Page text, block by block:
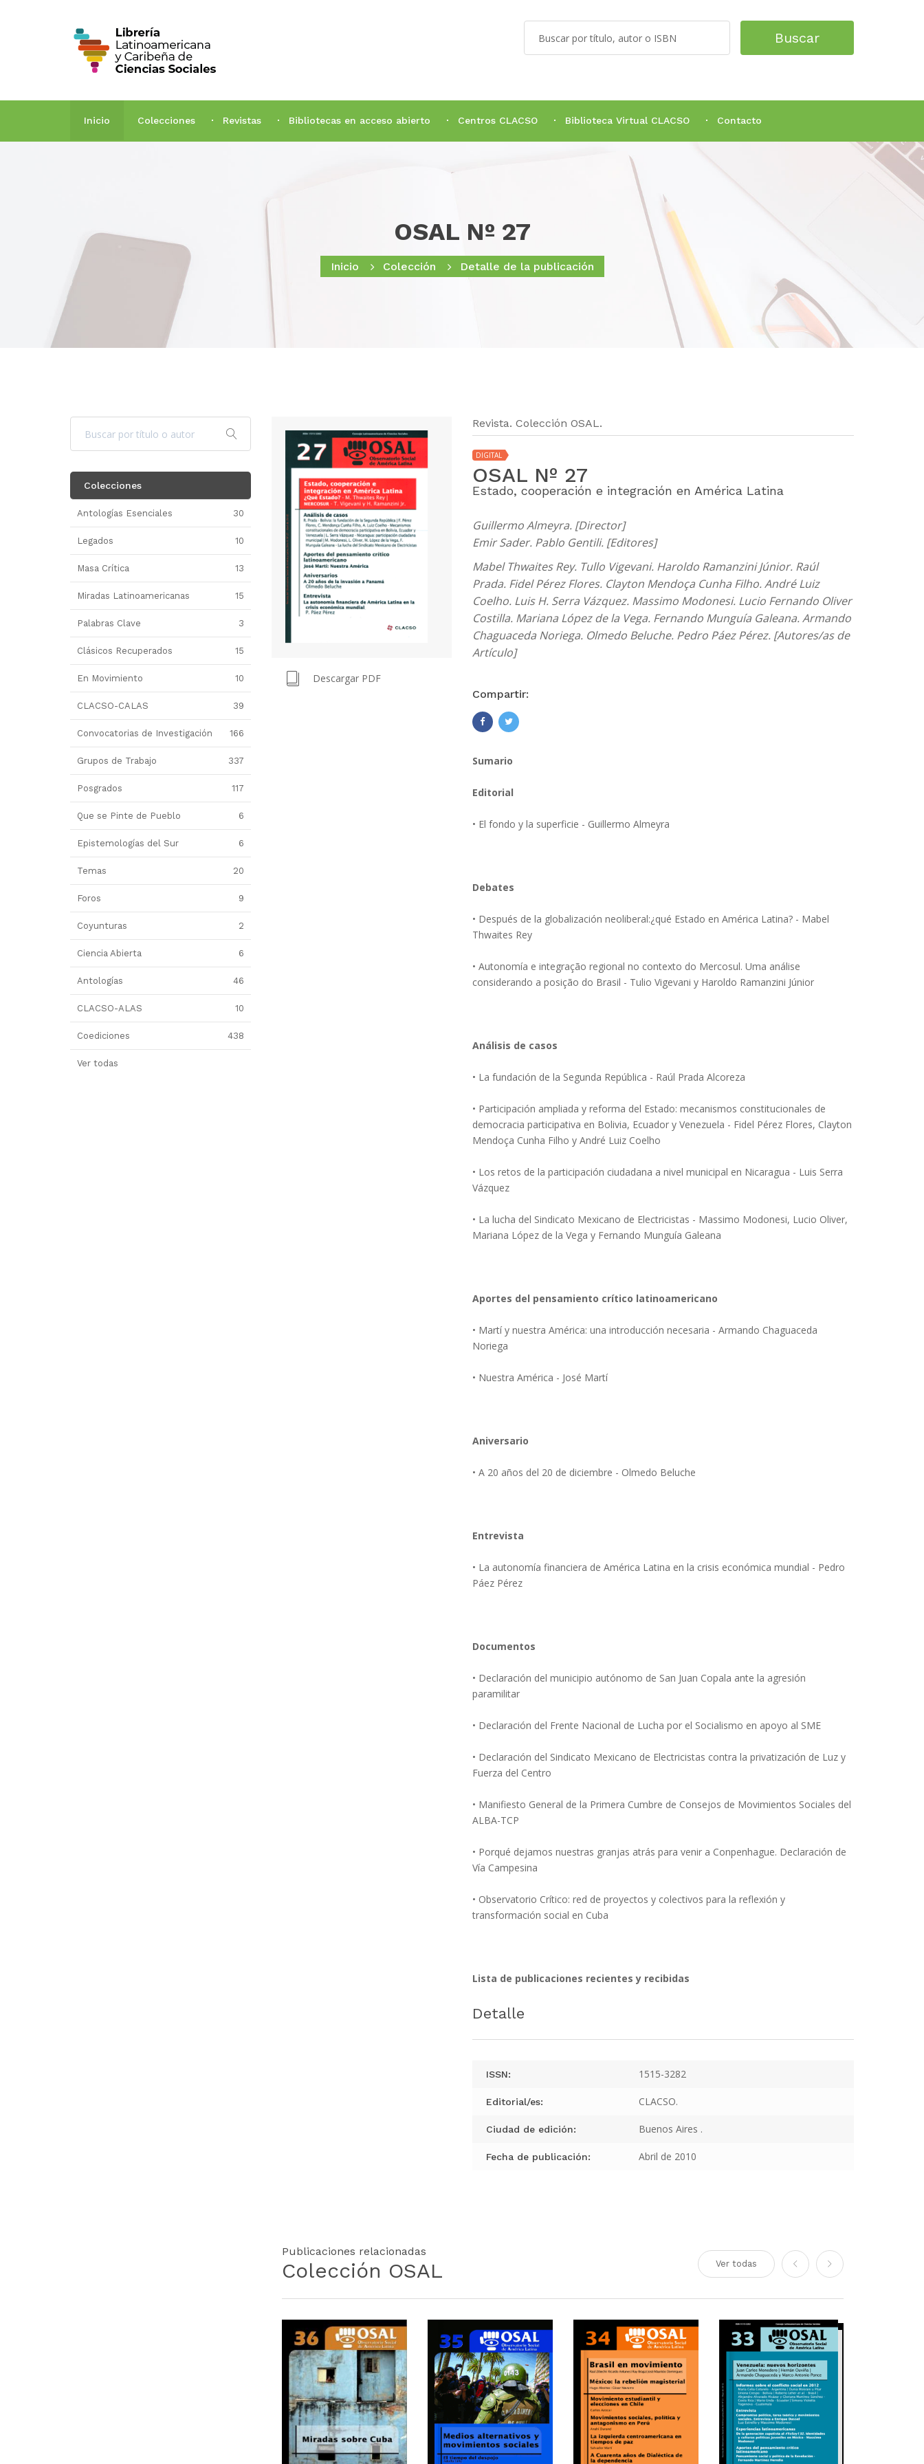
Buscar
Inicio Colecciones Revistas Bibliotecas en acceso abierto Centros CLACSO Biblioteca Virtual CLACSO Contacto
OSAL Nº 27
Inicio Colección Detalle de la publicación
Descargar PDF
Revista. Colección OSAL.
DIGITAL
OSAL Nº 27
Estado, cooperación e integración en América Latina
Guillermo Almeyra. [Director]
Emir Sader. Pablo Gentili. [Editores]
Mabel Thwaites Rey. Tullo Vigevani. Haroldo Ramanzini Júnior. Raúl
Prada. Fidel Pérez Flores. Clayton Mendoça Cunha Filho. André Luiz
Coelho. Luis H. Serra Vázquez. Massimo Modonesi. Lucio Fernando Oliver
Costilla. Mariana López de la Vega. Fernando Munguía Galeana. Armando
Chaguaceda Noriega. Olmedo Beluche. Pedro Páez Pérez. [Autores/as de
Artículo]
Compartir:
Sumario
Editorial
• El fondo y la superficie - Guillermo Almeyra
Debates
• Después de la globalización neoliberal:¿qué Estado en América Latina? - Mabel
Thwaites Rey
• Autonomía e integração regional no contexto do Mercosul. Uma análise
considerando a posição do Brasil - Tulio Vigevani y Haroldo Ramanzini Júnior
Análisis de casos
• La fundación de la Segunda República - Raúl Prada Alcoreza
• Participación ampliada y reforma del Estado: mecanismos constitucionales de
democracia participativa en Bolivia, Ecuador y Venezuela - Fidel Pérez Flores, Clayton
Mendoça Cunha Filho y André Luiz Coelho
• Los retos de la participación ciudadana a nivel municipal en Nicaragua - Luis Serra
Vázquez
• La lucha del Sindicato Mexicano de Electricistas - Massimo Modonesi, Lucio Oliver,
Mariana López de la Vega y Fernando Munguía Galeana
Aportes del pensamiento crítico latinoamericano
• Martí y nuestra América: una introducción necesaria - Armando Chaguaceda
Noriega
• Nuestra América - José Martí
Aniversario
• A 20 años del 20 de diciembre - Olmedo Beluche
Entrevista
• La autonomía financiera de América Latina en la crisis económica mundial - Pedro
Páez Pérez
Documentos
• Declaración del municipio autónomo de San Juan Copala ante la agresión
paramilitar
• Declaración del Frente Nacional de Lucha por el Socialismo en apoyo al SME
• Declaración del Sindicato Mexicano de Electricistas contra la privatización de Luz y
Fuerza del Centro
• Manifiesto General de la Primera Cumbre de Consejos de Movimientos Sociales del
ALBA-TCP
• Porqué dejamos nuestras granjas atrás para venir a Conpenhague. Declaración de
Vía Campesina
• Observatorio Crítico: red de proyectos y colectivos para la reflexión y
transformación social en Cuba
Lista de publicaciones recientes y recibidas
Detalle
ISSN: 1515-3282
Editorial/es: CLACSO.
Ciudad de edición: Buenos Aires .
Fecha de publicación: Abril de 2010
Publicaciones relacionadas
Colección OSAL Ver todas
Colecciones
Antologías Esenciales 30
Legados 10
Masa Crítica 13
Miradas Latinoamericanas 15
Palabras Clave 3
Clásicos Recuperados 15
En Movimiento 10
CLACSO-CALAS 39
Convocatorias de Investigación 166
Grupos de Trabajo 337
Posgrados 117
Que se Pinte de Pueblo 6
Epistemologías del Sur 6
Temas 20
Foros 9
Coyunturas 2
Ciencia Abierta 6
Antologías 46
CLACSO-ALAS 10
Coediciones 438
Ver todas